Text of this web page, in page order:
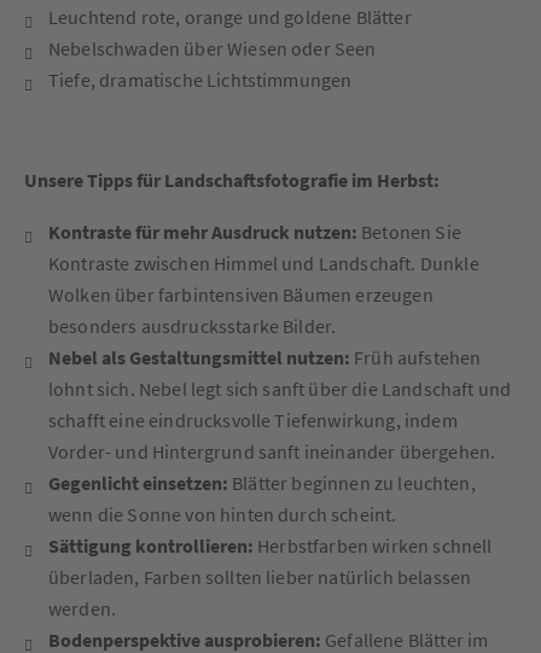
Leuchtend rote, orange und goldene Blätter
Nebelschwaden über Wiesen oder Seen
Tiefe, dramatische Lichtstimmungen
Unsere Tipps für Landschaftsfotografie im Herbst:
Kontraste für mehr Ausdruck nutzen: Betonen Sie
Kontraste zwischen Himmel und Landschaft. Dunkle
Wolken über farbintensiven Bäumen erzeugen
besonders ausdrucksstarke Bilder.
Nebel als Gestaltungsmittel nutzen: Früh aufstehen
lohnt sich. Nebel legt sich sanft über die Landschaft und
schafft eine eindrucksvolle Tiefenwirkung, indem
Vorder- und Hintergrund sanft ineinander übergehen.
Gegenlicht einsetzen: Blätter beginnen zu leuchten,
wenn die Sonne von hinten durch scheint.
Sättigung kontrollieren: Herbstfarben wirken schnell
überladen, Farben sollten lieber natürlich belassen
werden.
Bodenperspektive ausprobieren: Gefallene Blätter im